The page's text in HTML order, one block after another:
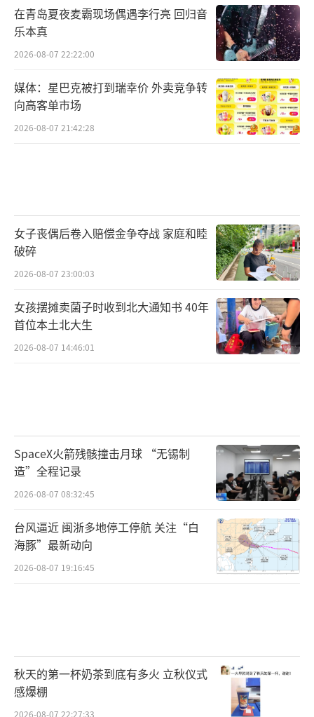
在青岛夏夜麦霸现场偶遇李行亮 回归音
乐本真
2026-08-07 22:22:00
媒体：星巴克被打到瑞幸价 外卖竞争转
向高客单市场
2026-08-07 21:42:28
女子丧偶后卷入赔偿金争夺战 家庭和睦
破碎
2026-08-07 23:00:03
女孩摆摊卖菌子时收到北大通知书 40年
首位本土北大生
2026-08-07 14:46:01
SpaceX火箭残骸撞击月球 “无锡制
造”全程记录
2026-08-07 08:32:45
台风逼近 闽浙多地停工停航 关注“白
海豚”最新动向
2026-08-07 19:16:45
秋天的第一杯奶茶到底有多火 立秋仪式
感爆棚
2026-08-07 22:27:33